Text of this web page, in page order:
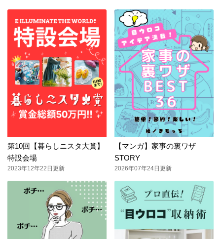
第10回【暮らしニスタ大賞】
特設会場
2023年12年22日更新
【マンガ】家事の裏ワザ
STORY
2026年07年24日更新